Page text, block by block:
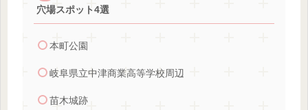
穴場スポット4選
本町公園
岐阜県立中津商業高等学校周辺
苗木城跡